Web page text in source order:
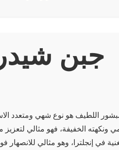
اللطيف هو نوع شهي ومتعدد
ونكهته الخفيفة، فهو مثالي
في إنجلترا، وهو مثالي